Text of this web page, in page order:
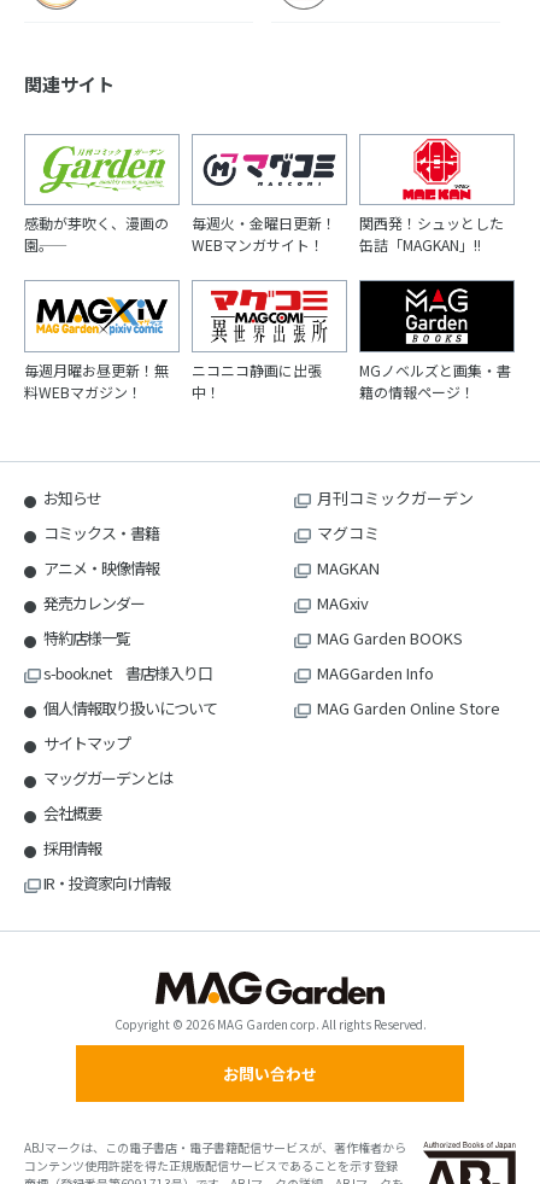
関連サイト
感動が芽吹く、漫画の
園――。
毎週火・金曜日更新！
WEBマンガサイト！
関西発！シュッとした
缶詰「MAGKAN」!!
毎週月曜お昼更新！無
料WEBマガジン！
ニコニコ静画に出張
中！
MGノベルズと画集・書
籍の情報ページ！
お知らせ
コミックス・書籍
アニメ・映像情報
発売カレンダー
特約店様一覧
s-book.net 書店様入り口
個人情報取り扱いについて
サイトマップ
マッグガーデンとは
会社概要
採用情報
IR・投資家向け情報
月刊コミックガーデン
マグコミ
MAGKAN
MAGxiv
MAG Garden BOOKS
MAGGarden Info
MAG Garden Online Store
Copyright © 2026 MAG Garden corp. All rights Reserved.
お問い合わせ
ABJマークは、この電子書店・電子書籍配信サービスが、著作権者から
コンテンツ使用許諾を得た正規版配信サービスであることを示す登録